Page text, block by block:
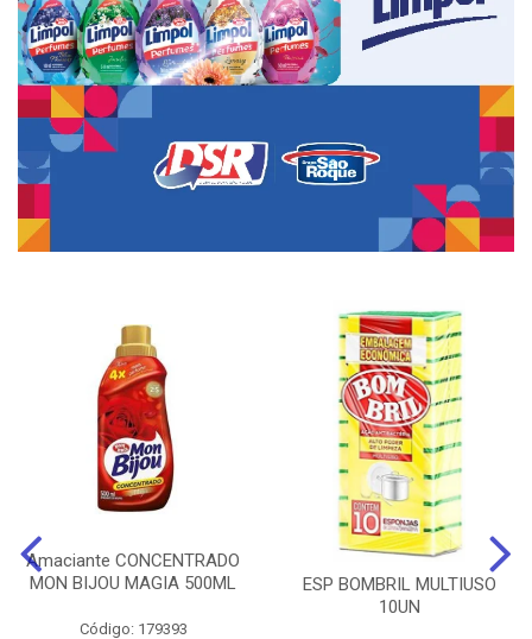
Amaciante CONCENTRADO
MON BIJOU MAGIA 500ML
Código: 179393
ESP BOMBRIL MULTIUSO
10UN